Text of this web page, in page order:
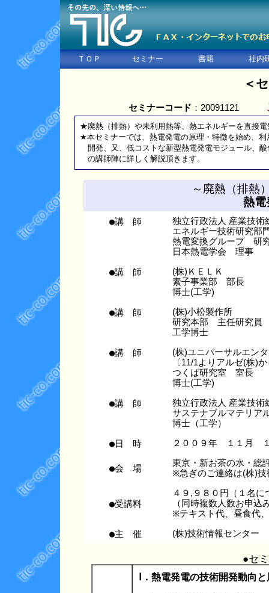
ＴＯＰ セミナー 書籍 社内
＜
セミナーコード ：20091121
★廃熱（排熱）や未利用熱等、熱エネルギーを直接
★本セミナーでは、熱電発電の原理・特徴を始め、
開発、又、低コストな新型熱電発電モジュール、
の講師陣に詳しく解説頂きます。
～廃熱（排熱
熱電
●講 師
独立行政法人 産業技術
エネルギー技術研究部
熱電変換グループ 研
日本熱電学会 理事
●講 師
(株)ＫＥＬＫ
素子事業部 部長
博士(工学)
●講 師
(株)小松製作所
研究本部 主任研究員
工学博士
●講 師
(株)ユニバーサルエン
〔11/1よりアルゼ(株)
つくば研究室 室長
博士(工学)
●講 師
独立行政法人 産業技術
サステナブルマテリ
博士（工学）
●日 時 ２００９年 １１月
●会 場
東京・新お茶の水・
※急ぎのご連絡は(株)技
●受講料
４９,９８０円（１名に
（同時複数人数お申込
※テキスト代、昼食代
●主 催 (株)技術情報センター
●セ
Ⅰ．熱電発電の技術開発動向